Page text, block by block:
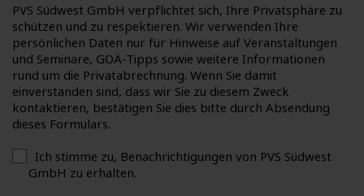
PVS Südwest GmbH verpflichtet sich, Ihre Privatsphäre zu
schützen und zu respektieren. Wir verwenden Ihre
persönlichen Daten nur für Hinweise auf Veranstaltungen
und Seminare, GOÄ-Tipps sowie weitere Informationen
rund um die Privatabrechnung. Wenn Sie damit
einverstanden sind, dass wir Sie zu diesem Zweck
kontaktieren, bestätigen Sie dies bitte durch Absendung
dieses Formulars.
Ich stimme zu, Benachrichtigungen von PVS Südwest
GmbH zu erhalten.